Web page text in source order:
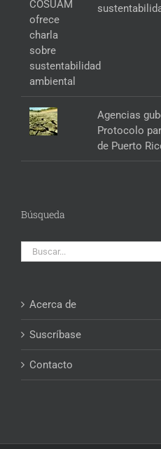
Agencias
Protocolo
de Puerto
Búsqueda
Buscar:
Acerca de
Suscríbase
Contacto